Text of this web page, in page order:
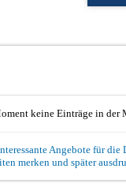
keine Einträge in der
Angebote für die
merken und später